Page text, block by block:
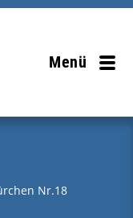
Menü
Nr.18